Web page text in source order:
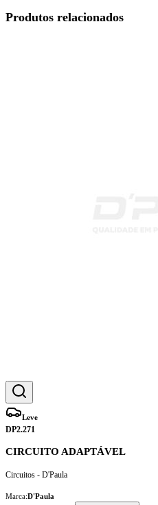
Produtos relacionados
Leve
DP2.271
CIRCUITO ADAPTÁVEL
Circuitos - D'Paula
Marca:D'Paula